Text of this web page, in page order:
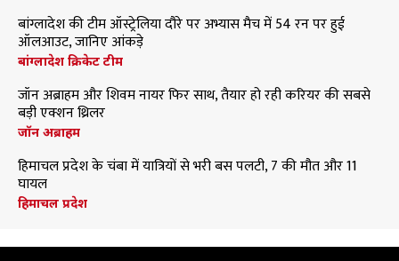
बांग्लादेश की टीम ऑस्ट्रेलिया दौरे पर अभ्यास मैच में 54 रन पर हुई
ऑलआउट, जानिए आंकड़े
बांग्लादेश क्रिकेट टीम
जॉन अब्राहम और शिवम नायर फिर साथ, तैयार हो रही करियर की सबसे
बड़ी एक्शन थ्रिलर
जॉन अब्राहम
हिमाचल प्रदेश के चंबा में यात्रियों से भरी बस पलटी, 7 की मौत और 11
घायल
हिमाचल प्रदेश